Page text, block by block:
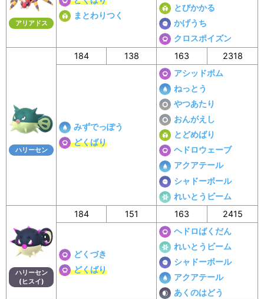
アリアドス
まとわりつく
とびかかる
かげうち
クロスポイズン
ハリーセン
184 138 163 2318
みずでっぽう
どくばり
アシッドボム
ねっとう
やつあたり
おんがえし
とどめばり
ヘドロウェーブ
アクアテール
シャドーボール
れいとうビーム
ハリーセン
(ヒスイ)
184 151 163 2415
どくづき
どくばり
ヘドロばくだん
れいとうビーム
シャドーボール
アクアテール
あくのはどう